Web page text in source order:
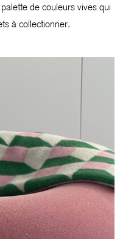
de couleurs vives qui
à collectionner.